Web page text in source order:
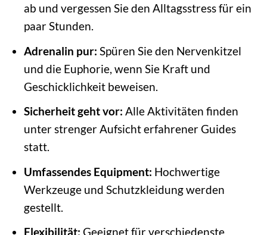
ab und vergessen Sie den Alltagsstress für ein
paar Stunden.
Adrenalin pur: Spüren Sie den Nervenkitzel
und die Euphorie, wenn Sie Kraft und
Geschicklichkeit beweisen.
Sicherheit geht vor: Alle Aktivitäten finden
unter strenger Aufsicht erfahrener Guides
statt.
Umfassendes Equipment: Hochwertige
Werkzeuge und Schutzkleidung werden
gestellt.
Flexibilität: Geeignet für verschiedenste